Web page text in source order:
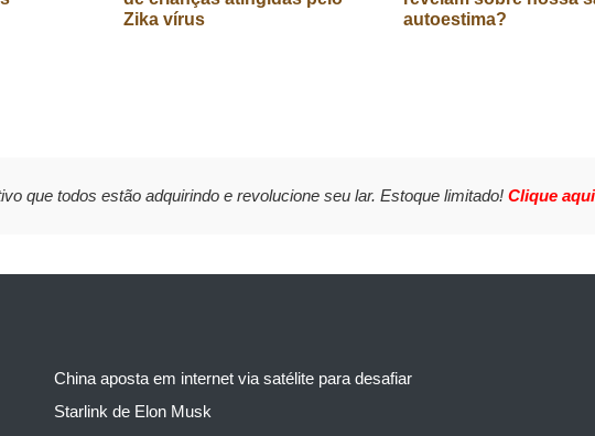
Zika vírus
autoestima?
que todos estão adquirindo e revolucione seu lar. Estoque limitado! Clique aqui
China aposta em internet via satélite para desafiar
Starlink de Elon Musk